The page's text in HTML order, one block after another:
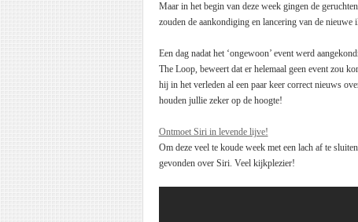
Maar in het begin van deze week gingen de
zouden de aankondiging en lancering van de
Een dag nadat het ‘ongewoon’ event werd
The Loop, beweert dat er helemaal geen event zou
hij in het verleden al een paar keer correct nieuws
houden jullie zeker op de hoogte!
Ontmoet Siri in levende lijve!
Om deze veel te koude week met een lach af te
gevonden over Siri. Veel kijkplezier!